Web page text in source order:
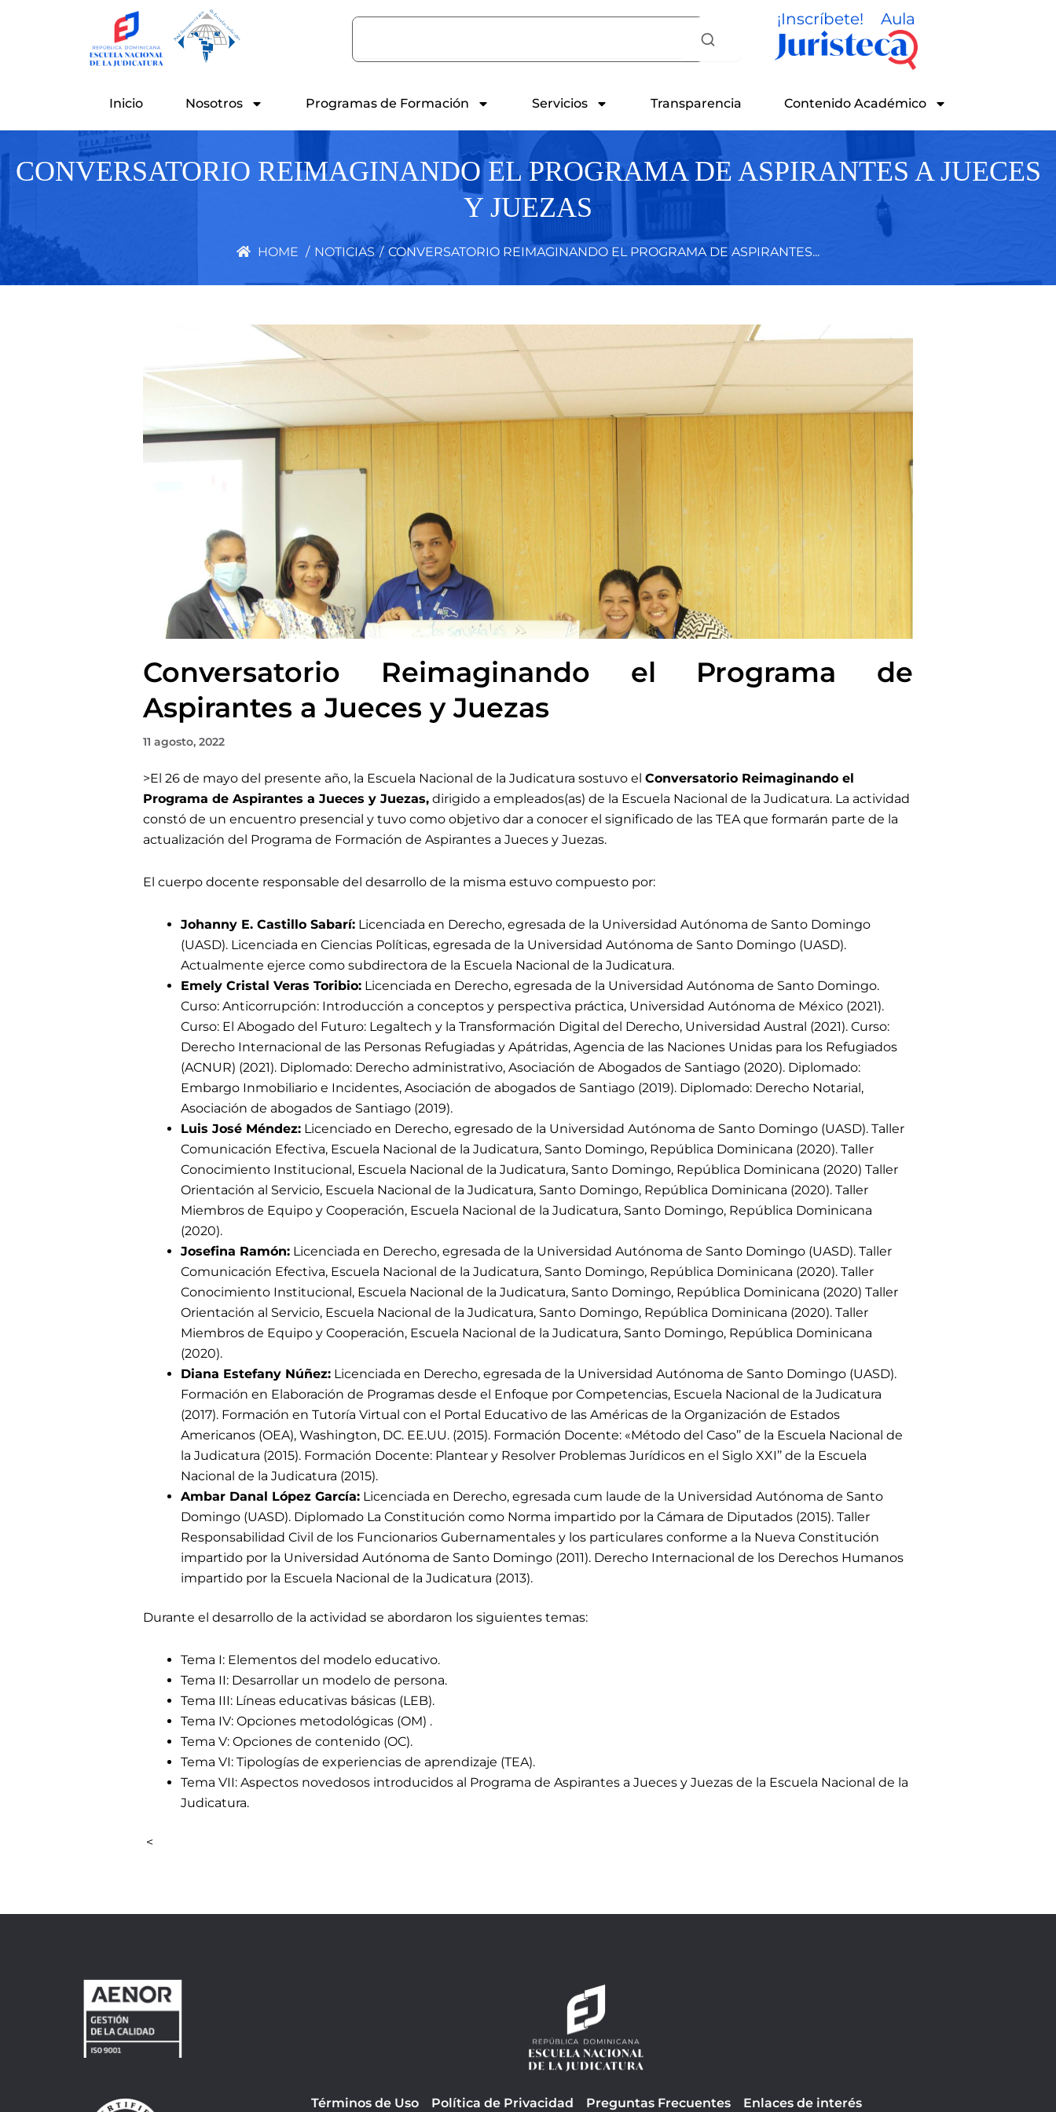
Search ¡Inscríbete! Aula
Inicio Nosotros Programas de Formación Servicios Transparencia Contenido Académico
CONVERSATORIO REIMAGINANDO EL PROGRAMA DE ASPIRANTES A JUECES
Y JUEZAS
HOME / NOTICIAS / CONVERSATORIO REIMAGINANDO EL PROGRAMA DE ASPIRANTES...
Conversatorio Reimaginando el Programa de
Aspirantes a Jueces y Juezas
11 agosto, 2022
>El 26 de mayo del presente año, la Escuela Nacional de la Judicatura sostuvo el Conversatorio Reimaginando el
Programa de Aspirantes a Jueces y Juezas, dirigido a empleados(as) de la Escuela Nacional de la Judicatura. La actividad
constó de un encuentro presencial y tuvo como objetivo dar a conocer el significado de las TEA que formarán parte de la
actualización del Programa de Formación de Aspirantes a Jueces y Juezas.
El cuerpo docente responsable del desarrollo de la misma estuvo compuesto por:
Johanny E. Castillo Sabarí: Licenciada en Derecho, egresada de la Universidad Autónoma de Santo Domingo
(UASD). Licenciada en Ciencias Políticas, egresada de la Universidad Autónoma de Santo Domingo (UASD).
Actualmente ejerce como subdirectora de la Escuela Nacional de la Judicatura.
Emely Cristal Veras Toribio: Licenciada en Derecho, egresada de la Universidad Autónoma de Santo Domingo.
Curso: Anticorrupción: Introducción a conceptos y perspectiva práctica, Universidad Autónoma de México (2021).
Curso: El Abogado del Futuro: Legaltech y la Transformación Digital del Derecho, Universidad Austral (2021). Curso:
Derecho Internacional de las Personas Refugiadas y Apátridas, Agencia de las Naciones Unidas para los Refugiados
(ACNUR) (2021). Diplomado: Derecho administrativo, Asociación de Abogados de Santiago (2020). Diplomado:
Embargo Inmobiliario e Incidentes, Asociación de abogados de Santiago (2019). Diplomado: Derecho Notarial,
Asociación de abogados de Santiago (2019).
Luis José Méndez: Licenciado en Derecho, egresado de la Universidad Autónoma de Santo Domingo (UASD). Taller
Comunicación Efectiva, Escuela Nacional de la Judicatura, Santo Domingo, República Dominicana (2020). Taller
Conocimiento Institucional, Escuela Nacional de la Judicatura, Santo Domingo, República Dominicana (2020) Taller
Orientación al Servicio, Escuela Nacional de la Judicatura, Santo Domingo, República Dominicana (2020). Taller
Miembros de Equipo y Cooperación, Escuela Nacional de la Judicatura, Santo Domingo, República Dominicana
(2020).
Josefina Ramón: Licenciada en Derecho, egresada de la Universidad Autónoma de Santo Domingo (UASD). Taller
Comunicación Efectiva, Escuela Nacional de la Judicatura, Santo Domingo, República Dominicana (2020). Taller
Conocimiento Institucional, Escuela Nacional de la Judicatura, Santo Domingo, República Dominicana (2020) Taller
Orientación al Servicio, Escuela Nacional de la Judicatura, Santo Domingo, República Dominicana (2020). Taller
Miembros de Equipo y Cooperación, Escuela Nacional de la Judicatura, Santo Domingo, República Dominicana
(2020).
Diana Estefany Núñez: Licenciada en Derecho, egresada de la Universidad Autónoma de Santo Domingo (UASD).
Formación en Elaboración de Programas desde el Enfoque por Competencias, Escuela Nacional de la Judicatura
(2017). Formación en Tutoría Virtual con el Portal Educativo de las Américas de la Organización de Estados
Americanos (OEA), Washington, DC. EE.UU. (2015). Formación Docente: «Método del Caso’’ de la Escuela Nacional de
la Judicatura (2015). Formación Docente: Plantear y Resolver Problemas Jurídicos en el Siglo XXI’’ de la Escuela
Nacional de la Judicatura (2015).
Ambar Danal López García: Licenciada en Derecho, egresada cum laude de la Universidad Autónoma de Santo
Domingo (UASD). Diplomado La Constitución como Norma impartido por la Cámara de Diputados (2015). Taller
Responsabilidad Civil de los Funcionarios Gubernamentales y los particulares conforme a la Nueva Constitución
impartido por la Universidad Autónoma de Santo Domingo (2011). Derecho Internacional de los Derechos Humanos
impartido por la Escuela Nacional de la Judicatura (2013).
Durante el desarrollo de la actividad se abordaron los siguientes temas:
Tema I: Elementos del modelo educativo.
Tema II: Desarrollar un modelo de persona​.
Tema III: Líneas educativas básicas (LEB)​.
Tema IV: Opciones metodológicas (OM) ​.
Tema V: Opciones de contenido (OC)​.
Tema VI: Tipologías de experiencias de aprendizaje (TEA)​.
Tema VII: Aspectos novedosos introducidos al Programa de Aspirantes a Jueces y Juezas de la Escuela Nacional de la
Judicatura.
<
Términos de Uso Política de Privacidad Preguntas Frecuentes Enlaces de interés